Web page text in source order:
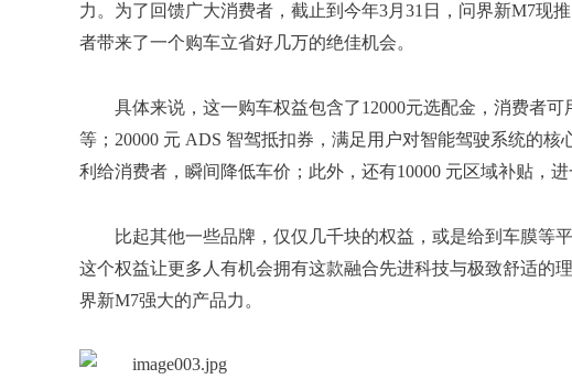
力。为了回馈广大消费者，截止到今年3月31日，问界新M7现
者带来了一个购车立省好几万的绝佳机会。
具体来说，这一购车权益包含了12000元选配金，消费者
等；20000 元 ADS 智驾抵扣券，满足用户对智能驾驶系统的核
利给消费者，瞬间降低车价；此外，还有10000 元区域补贴，
比起其他一些品牌，仅仅几千块的权益，或是给到车膜等
这个权益让更多人有机会拥有这款融合先进科技与极致舒适的
界新M7强大的产品力。